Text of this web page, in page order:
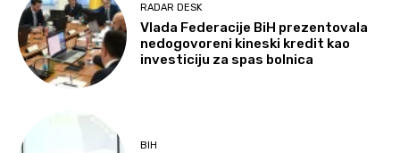
RADAR DESK
Vlada Federacije BiH prezentovala
nedogovoreni kineski kredit kao
investiciju za spas bolnica
BIH